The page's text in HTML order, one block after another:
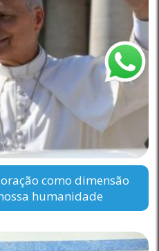
como dimensão
humanidade